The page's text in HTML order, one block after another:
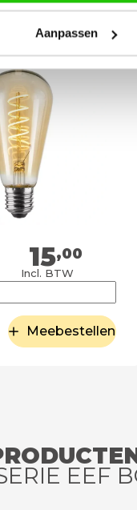
Aanpassen
4 watt E27
15,00
Incl. BTW
Meebestellen
EEF